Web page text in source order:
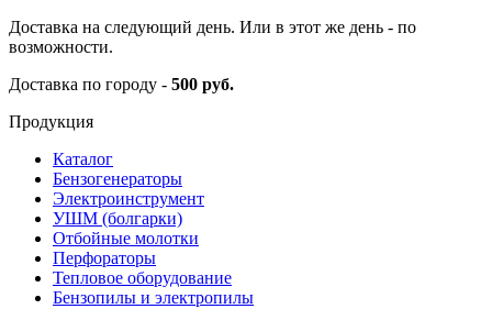
Доставка на следующий день. Или в этот же день - по
возможности.
Доставка по городу - 500 руб.
Продукция
Каталог
Бензогенераторы
Электроинструмент
УШМ (болгарки)
Отбойные молотки
Перфораторы
Тепловое оборудование
Бензопилы и электропилы